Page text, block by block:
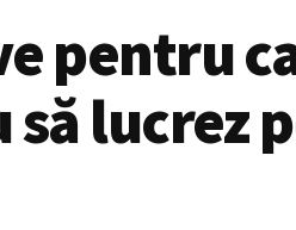
pentru
să lucrez